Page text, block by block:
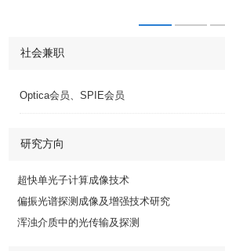
社会兼职
Optica会员、SPIE会员
研究方向
超快单光子计算成像技术
偏振光谱探测成像及增强技术研究
浑浊介质中的光传输及探测